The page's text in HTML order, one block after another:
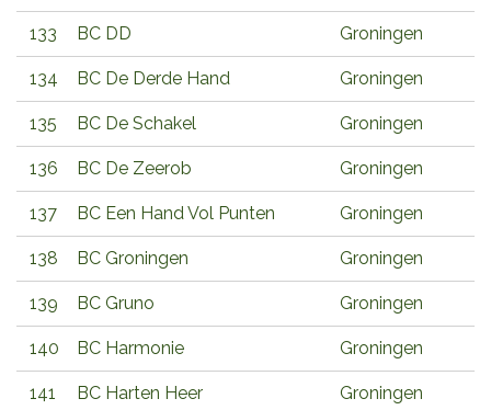
133 BC DD Groningen
134 BC De Derde Hand Groningen
135 BC De Schakel Groningen
136 BC De Zeerob Groningen
137 BC Een Hand Vol Punten Groningen
138 BC Groningen Groningen
139 BC Gruno Groningen
140 BC Harmonie Groningen
141 BC Harten Heer Groningen